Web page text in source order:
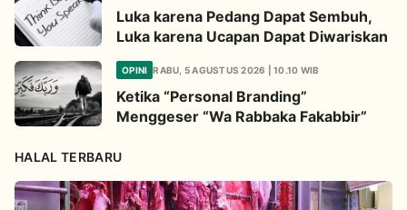
Luka karena Pedang Dapat Sembuh,
Luka karena Ucapan Dapat Diwariskan
OPINI RABU, 5 AGUSTUS 2026 | 10.10 WIB
Ketika “Personal Branding”
Menggeser “Wa Rabbaka Fakabbir”
HALAL TERBARU